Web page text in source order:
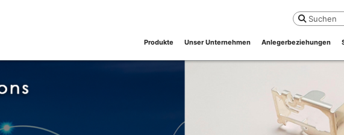
Suchen
Produkte Unser Unternehmen Anlegerbeziehungen